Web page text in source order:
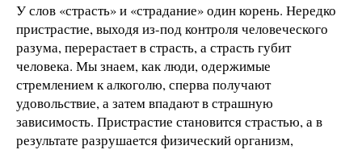
У слов «страсть» и «страдание» один корень. Нередко
пристрастие, выходя из-под контроля человеческого
разума, перерастает в страсть, а страсть губит
человека. Мы знаем, как люди, одержимые
стремлением к алкоголю, сперва получают
удовольствие, а затем впадают в страшную
зависимость. Пристрастие становится страстью, а в
результате разрушается физический организм,